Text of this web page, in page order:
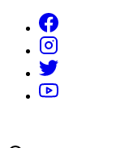
content